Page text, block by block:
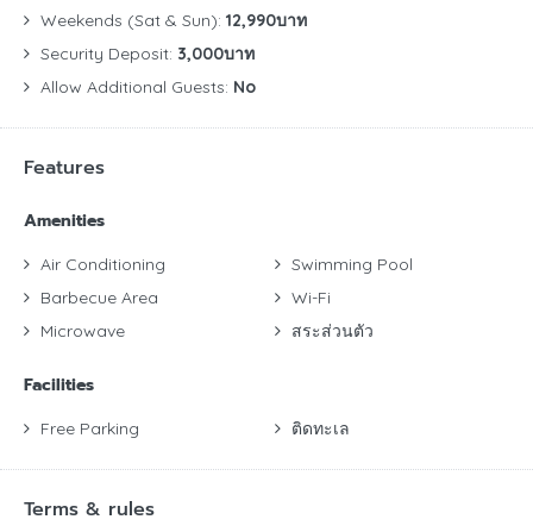
Weekends (Sat & Sun): 12,990บาท
Security Deposit: 3,000บาท
Allow Additional Guests: No
Features
Amenities
Air Conditioning
Barbecue Area
Microwave
Swimming Pool
Wi-Fi
สระส่วนตัว
Facilities
Free Parking ติดทะเล
Terms & rules